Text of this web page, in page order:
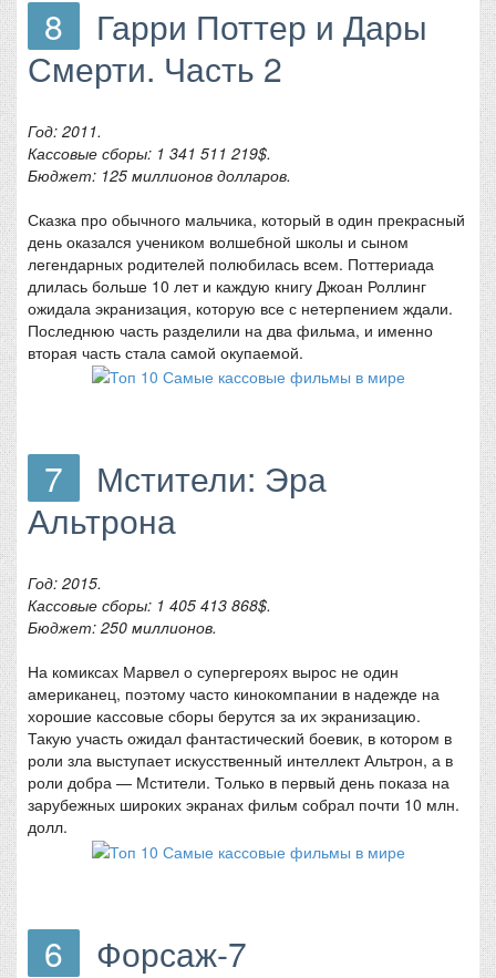
8
Гарри Поттер и Дары
Смерти. Часть 2
Год: 2011.
Кассовые сборы: 1 341 511 219$.
Бюджет: 125 миллионов долларов.
Сказка про обычного мальчика, который в один прекрасный
день оказался учеником волшебной школы и сыном
легендарных родителей полюбилась всем. Поттериада
длилась больше 10 лет и каждую книгу Джоан Роллинг
ожидала экранизация, которую все с нетерпением ждали.
Последнюю часть разделили на два фильма, и именно
вторая часть стала самой окупаемой.
7
Мстители: Эра
Альтрона
Год: 2015.
Кассовые сборы: 1 405 413 868$.
Бюджет: 250 миллионов.
На комиксах Марвел о супергероях вырос не один
американец, поэтому часто кинокомпании в надежде на
хорошие кассовые сборы берутся за их экранизацию.
Такую участь ожидал фантастический боевик, в котором в
роли зла выступает искусственный интеллект Альтрон, а в
роли добра — Мстители. Только в первый день показа на
зарубежных широких экранах фильм собрал почти 10 млн.
долл.
6 Форсаж-7